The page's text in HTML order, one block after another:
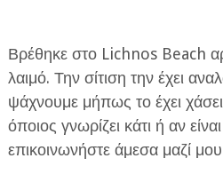
Βρέθηκε στο Lichnos Beach
λαιμό. Την σίτιση την έχει
ψάχνουμε μήπως το έχει
όποιος γνωρίζει κάτι ή αν
επικοινωνήστε άμεσα μαζί